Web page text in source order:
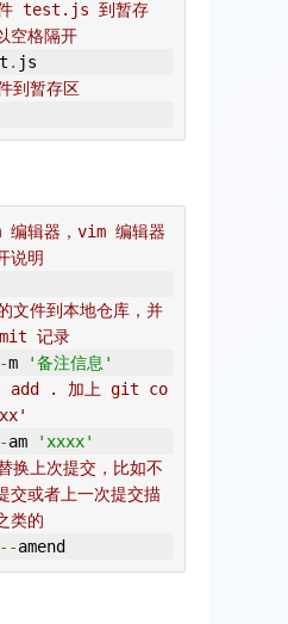
件 test.js 到暂存
空格隔开
. js
到暂存区
辑器，vim 编辑器
说明
文件到本地仓库，并
记录
-m
'备注信息'
add . 加上 git co
-am
'xxxx'
换上次提交，比如不
交或者上一次提交描
类的
--amend